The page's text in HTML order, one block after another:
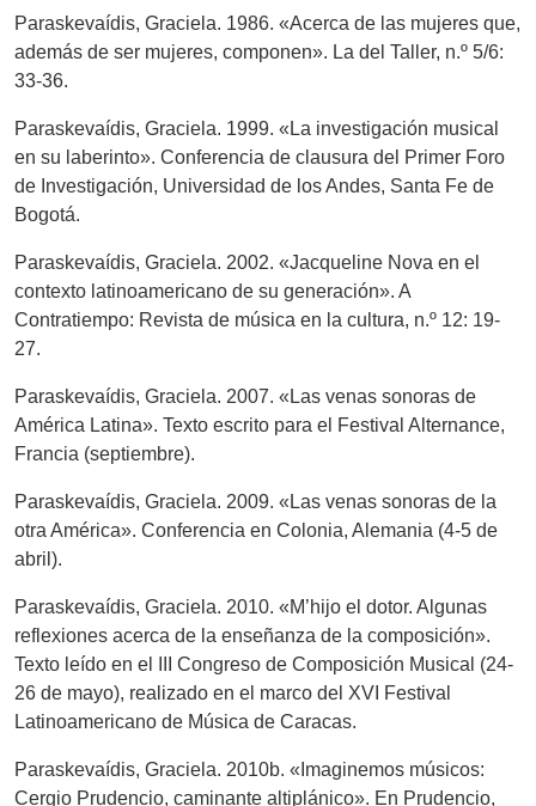
Paraskevaídis, Graciela. 1986. «Acerca de las mujeres que,
además de ser mujeres, componen». La del Taller, n.º 5/6:
33-36.
Paraskevaídis, Graciela. 1999. «La investigación musical
en su laberinto». Conferencia de clausura del Primer Foro
de Investigación, Universidad de los Andes, Santa Fe de
Bogotá.
Paraskevaídis, Graciela. 2002. «Jacqueline Nova en el
contexto latinoamericano de su generación». A
Contratiempo: Revista de música en la cultura, n.º 12: 19-
27.
Paraskevaídis, Graciela. 2007. «Las venas sonoras de
América Latina». Texto escrito para el Festival Alternance,
Francia (septiembre).
Paraskevaídis, Graciela. 2009. «Las venas sonoras de la
otra América». Conferencia en Colonia, Alemania (4-5 de
abril).
Paraskevaídis, Graciela. 2010. «M’hijo el dotor. Algunas
reflexiones acerca de la enseñanza de la composición».
Texto leído en el III Congreso de Composición Musical (24-
26 de mayo), realizado en el marco del XVI Festival
Latinoamericano de Música de Caracas.
Paraskevaídis, Graciela. 2010b. «Imaginemos músicos:
Cergio Prudencio, caminante altiplánico». En Prudencio,